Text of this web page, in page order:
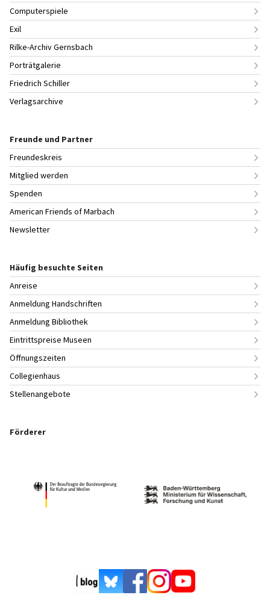
Computerspiele
Exil
Rilke-Archiv Gernsbach
Porträtgalerie
Friedrich Schiller
Verlagsarchive
Freunde und Partner
Freundeskreis
Mitglied werden
Spenden
American Friends of Marbach
Newsletter
Häufig besuchte Seiten
Anreise
Anmeldung Handschriften
Anmeldung Bibliothek
Eintrittspreise Museen
Öffnungszeiten
Collegienhaus
Stellenangebote
Förderer